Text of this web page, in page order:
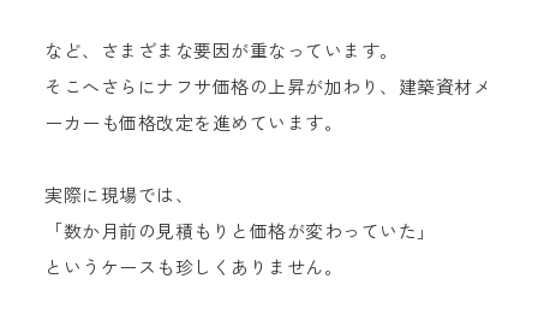
など、さまざまな要因が重なっています。
そこへさらにナフサ価格の上昇が加わり、建築資材メ
ーカーも価格改定を進めています。
実際に現場では、
「数か月前の見積もりと価格が変わっていた」
というケースも珍しくありません。